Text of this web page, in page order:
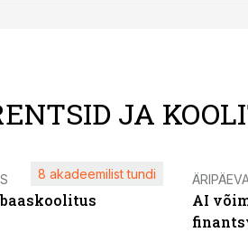
JA
8 akadeemilist tundi
AI